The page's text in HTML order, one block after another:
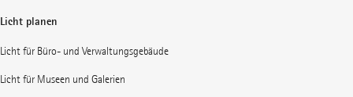
Licht planen
Licht für Büro- und Verwaltungsgebäude
Licht für Museen und Galerien